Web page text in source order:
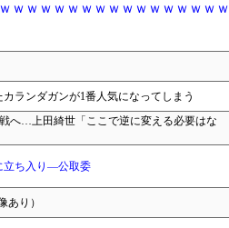
ｗｗｗｗｗｗｗｗｗｗｗｗｗｗｗｗ
ランダガンが1番人気になってしまう
へ…上田綺世「ここで逆に変える必要はな
立ち入り―公取委
り）